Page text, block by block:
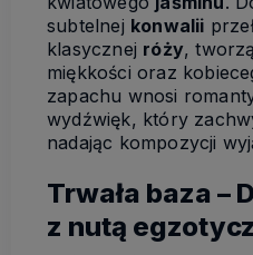
subtelnej konwalii
klasycznej róży,
miękkości oraz
zapachu wnosi
wydźwięk, który
nadając kompozycji
Trwała baza –
z nutą